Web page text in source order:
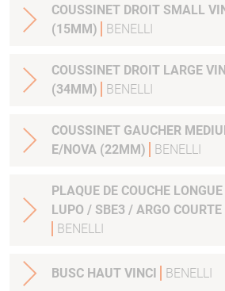
COUSSINET DROIT SMALL
(15MM)
BENELLI
COUSSINET DROIT LARGE
(34MM)
BENELLI
COUSSINET GAUCHER
E/NOVA (22MM)
BENELLI
PLAQUE DE COUCHE
LUPO / SBE3 / ARGO
BENELLI
BUSC HAUT VINCI BENELLI